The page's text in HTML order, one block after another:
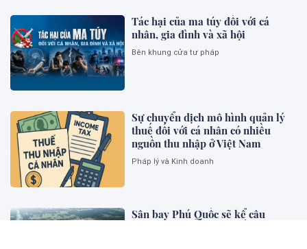
Tác hại của ma túy đối với cá
nhân, gia đình và xã hội
Bên khung cửa tư pháp
Sự chuyển dịch mô hình quản lý
thuế đối với cá nhân có nhiều
nguồn thu nhập ở Việt Nam
Pháp lý và Kinh doanh
Sân bay Phú Quốc sẽ kể câu